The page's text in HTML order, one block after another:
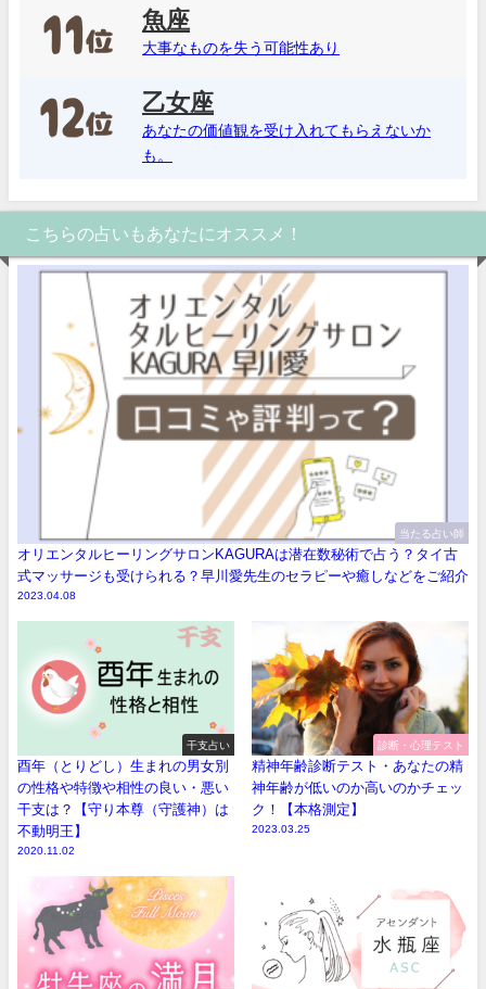
魚座
大事なものを失う可能性あり
乙女座
あなたの価値観を受け入れてもらえないか
も。
こちらの占いもあなたにオススメ！
当たる占い師
オリエンタルヒーリングサロンKAGURAは潜在数秘術で占う？タイ古
式マッサージも受けられる？早川愛先生のセラピーや癒しなどをご紹介
2023.04.08
干支占い
酉年（とりどし）生まれの男女別
の性格や特徴や相性の良い・悪い
干支は？【守り本尊（守護神）は
不動明王】
2020.11.02
診断・心理テスト
精神年齢診断テスト・あなたの精
神年齢が低いのか高いのかチェッ
ク！【本格測定】
2023.03.25